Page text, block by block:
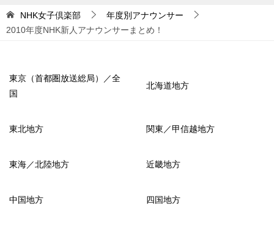
NHK女子倶楽部
年度別アナウンサー
2010年度NHK新人アナウンサーまとめ！
東京（首都圏放送総局）／全
国
北海道地方
東北地方 関東／甲信越地方
東海／北陸地方 近畿地方
中国地方 四国地方